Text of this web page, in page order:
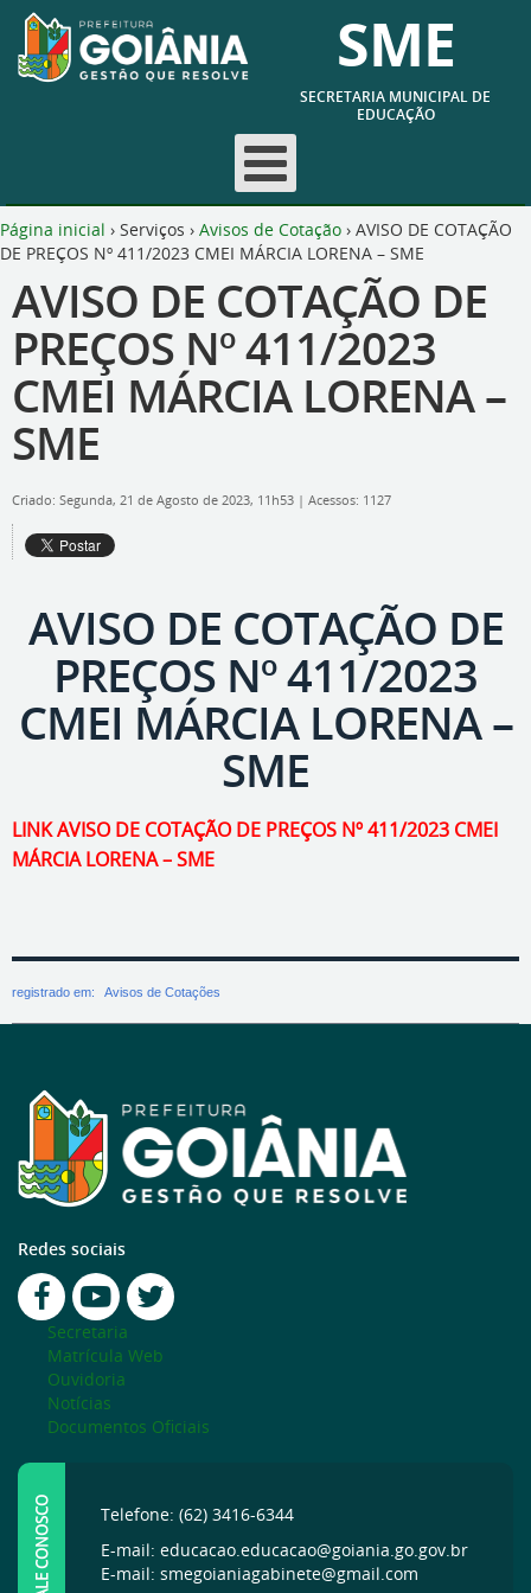
SME
SECRETARIA MUNICIPAL DE
EDUCAÇÃO
Página inicial › Serviços › Avisos de Cotação › AVISO DE COTAÇÃO
DE PREÇOS Nº 411/2023 CMEI MÁRCIA LORENA – SME
AVISO DE COTAÇÃO DE
PREÇOS Nº 411/2023
CMEI MÁRCIA LORENA –
SME
Criado: Segunda, 21 de Agosto de 2023, 11h53 | Acessos: 1127
AVISO DE COTAÇÃO DE
PREÇOS Nº 411/2023
CMEI MÁRCIA LORENA –
SME
LINK AVISO DE COTAÇÃO DE PREÇOS Nº 411/2023 CMEI
MÁRCIA LORENA – SME
registrado em: Avisos de Cotações
Redes sociais
Secretaria
Matrícula Web
Ouvidoria
Notícias
Documentos Oficiais
FALE CONOSCO
Telefone: (62) 3416-6344
E-mail: educacao.educacao@goiania.go.gov.br
E-mail: smegoianiagabinete@gmail.com